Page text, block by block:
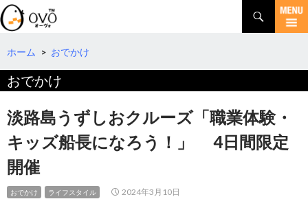
検
索
コ
テ
ツ
へ
移
動
ホーム > おでかけ
おでかけ
淡路島うずしおクルーズ「職業体験・
キッズ船長になろう！」 4日間限定
開催
おでかけ ライフスタイル 2024年3月10日